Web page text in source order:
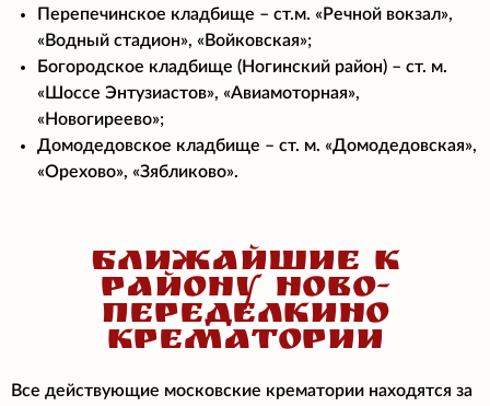
Перепечинское кладбище – ст.м. «Речной вокзал»,
«Водный стадион», «Войковская»;
Богородское кладбище (Ногинский район) – ст. м.
«Шоссе Энтузиастов», «Авиамоторная»,
«Новогиреево»;
Домодедовское кладбище – ст. м. «Домодедовская»,
«Орехово», «Зябликово».
БЛИЖАЙШИЕ К
РАЙОНУ НОВО-
ПЕРЕДЕЛКИНО
КРЕМАТОРИИ
Все действующие московские крематории находятся за